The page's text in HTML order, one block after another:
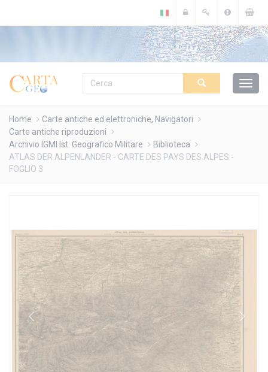
Home
Carte antiche ed elettroniche, Navigatori
Carte antiche riproduzioni
Archivio IGMI Ist. Geografico Militare
Biblioteca
ATLAS DER ALPENLANDER - CARTE DES PAYS DES ALPES -
FOGLIO 3